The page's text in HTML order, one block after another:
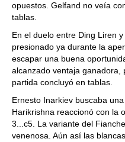
opuestos. Gelfand no veía
tablas.
En el duelo entre Ding Liren
presionado ya durante la
escapar una buena
alcanzado ventaja ganadora,
partida concluyó en tablas.
Ernesto Inarkiev buscaba
Harikrishna reaccionó con la
3...c5. La variante del
venenosa. Aún así las